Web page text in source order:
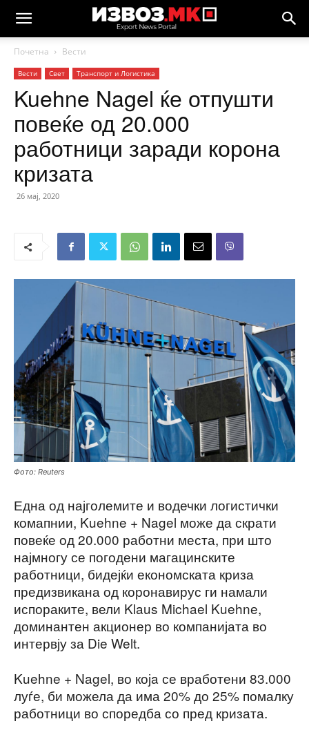
Почетна Вести
Вести Свет Транспорт и Логистика
Kuehne Nagel ќе отпушти
повеќе од 20.000
работници заради корона
кризата
26 мај, 2020
Фото: Reuters
Една од најголемите и водечки логистички
комапнии, Kuehne + Nagel може да скрати
повеќе од 20.000 работни места, при што
најмногу се погодени магацинските
работници, бидејќи економската криза
предизвикана од коронавирус ги намали
испораките, вели Klaus Michael Kuehnе,
доминантен акционер во компанијата во
интервју за Die Welt.
Kuehne + Nagel, во којa се вработени 83.000
луѓе, би можела да има 20% до 25% помалку
работници во споредба со пред кризата.